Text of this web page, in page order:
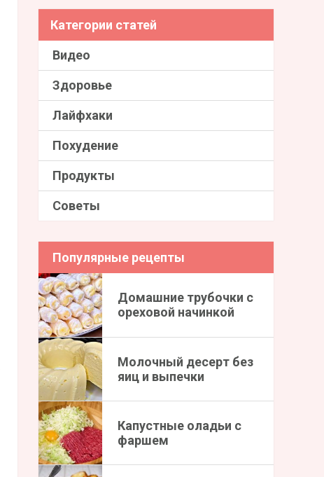
Категории статей
Видео
Здоровье
Лайфхаки
Похудение
Продукты
Советы
Популярные рецепты
Домашние трубочки с
ореховой начинкой
Молочный десерт без
яиц и выпечки
Капустные оладьи с
фаршем